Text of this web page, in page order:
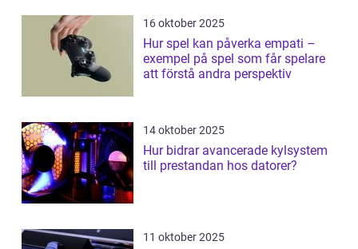
16 oktober 2025
Hur spel kan påverka empati –
exempel på spel som får spelare
att förstå andra perspektiv
14 oktober 2025
Hur bidrar avancerade kylsystem
till prestandan hos datorer?
11 oktober 2025